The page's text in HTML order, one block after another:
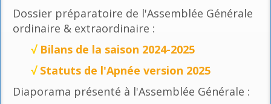
Dossier préparatoire de l'Assemblée Générale
ordinaire & extraordinaire :
√ Bilans de la saison 2024-2025
√ Statuts de l'Apnée version 2025
Diaporama présenté à l'Assemblée Générale :